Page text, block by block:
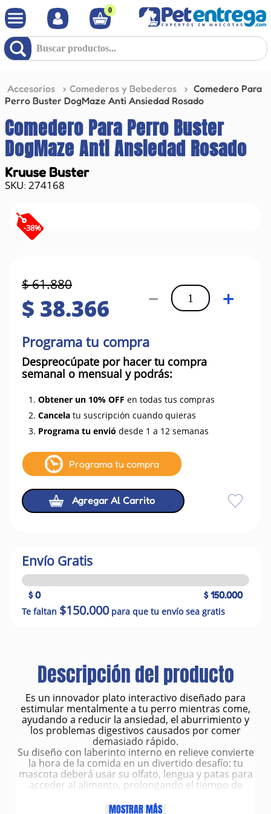
0
Buscar productos...
Accesorios Comederos y Bebederos
Comedero Para
Perro Buster DogMaze Anti Ansiedad Rosado
Comedero Para Perro Buster
DogMaze Anti Ansiedad Rosado
Kruuse Buster
: 274168
-38%
$61.880
$ 38.366 ＋
－
Programa tu compra
Despreocúpate por hacer tu compra
semanal o mensual y podrás:
1. Obtener un 10% OFF en todas tus compras
2. Cancela tu suscripción cuando quieras
3. Programa tu envió desde 1 a 12 semanas
Programa tu compra
Agregar Al Carrito
Envío Gratis
$ 0 $ 150.000
Te faltan $150.000para que tu envío sea gratis
Descripción del producto
Es un innovador plato interactivo diseñado para
estimular mentalmente a tu perro mientras come,
ayudando a reducir la ansiedad, el aburrimiento y
los problemas digestivos causados por comer
demasiado rápido.
Su diseño con laberinto interno en relieve convierte
la hora de la comida en un divertido desafío: tu
mascota deberá usar su olfato, lengua y patas para
acceder al alimento, prolongando el tiempo de
y saludable.
MOSTRAR MÁS